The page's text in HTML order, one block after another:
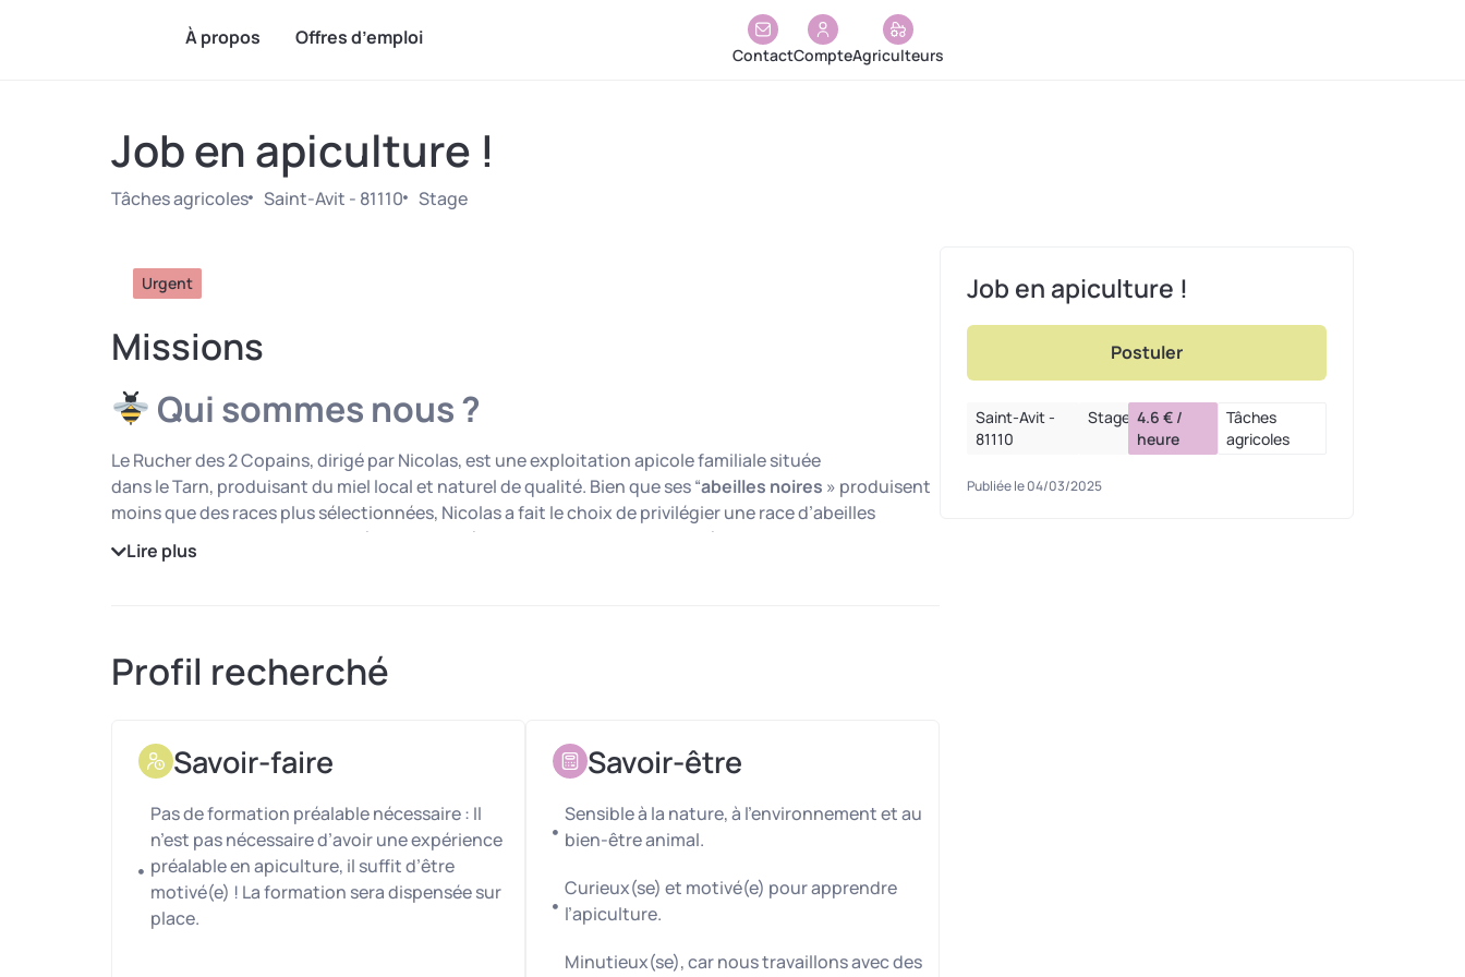
À propos Offres d’emploi
ContactCompteAgriculteurs
Job en apiculture !
Tâches agricoles Saint-Avit - 81110 Stage
Urgent
Missions
Qui sommes nous ?
Le Rucher des 2 Copains, dirigé par Nicolas, est une exploitation apicole familiale située
dans le Tarn, produisant du miel local et naturel de qualité. Bien que ses “abeilles noires » produisent
moins que des races plus sélectionnées, Nicolas a fait le choix de privilégier une race d’abeilles
naturelle et locale, afin de protéger la beauté de la nature et la biodiversité.
Il récolte ainsi un miel
pour pouvoir le former, partager son expertise et l’aider sur les pics d’activités !
Découverte et apprentissage de l’apiculture
: gestion du rucher, soins aux abeilles et entretien
Transhumance des abeilles: déplacements des ruches vers des zones florales
propices à la production de miels divers (ex. : Albi).
Récolte du miel et préparation pour la mise en pot.
Conditionnement du miel et préparation des commandes.
Livraison des produits finis.
Vous serez accompagné(e) de Nicolas, un apiculteur passionné, tout au long de ces
Lire plus
Profil recherché
Savoir-faire
Pas de formation préalable nécessaire : Il
n’est pas nécessaire d’avoir une expérience
préalable en apiculture, il suffit d’être
motivé(e) ! La formation sera dispensée sur
place.
Savoir-être
Sensible à la nature, à l'environnement et au
bien-être animal.
Curieux(se) et motivé(e) pour apprendre
l’apiculture.
Minutieux(se), car nous travaillons avec des
Job en apiculture !
Postuler
Saint-Avit -
81110
Stage 4.6 € /
heure
Tâches
agricoles
Publiée le 04/03/2025